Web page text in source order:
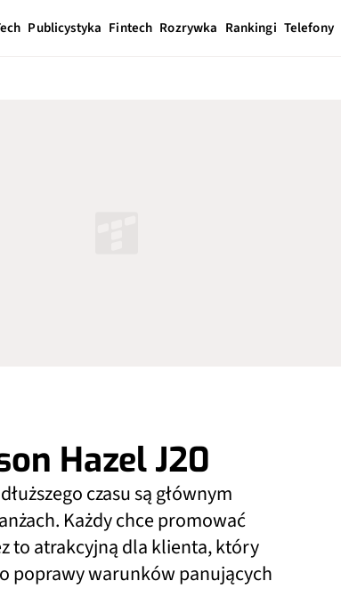
Publicystyka Fintech Rozrywka Rankingi Telefony
Hazel J20
czasu są głównym
Każdy chce promować
to atrakcyjną dla klienta, który
poprawy warunków panujących